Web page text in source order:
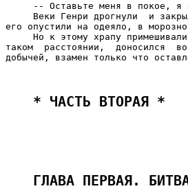
* ЧАСТЬ ВТОРАЯ *
ГЛАВА ПЕРВАЯ.